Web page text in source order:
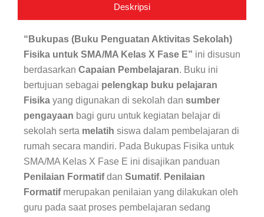
Deskripsi
“Bukupas (Buku Penguatan Aktivitas Sekolah)
Fisika untuk SMA/MA Kelas X Fase E” ini disusun
berdasarkan Capaian Pembelajaran. Buku ini
bertujuan sebagai pelengkap buku pelajaran
Fisika yang digunakan di sekolah dan sumber
pengayaan bagi guru untuk kegiatan belajar di
sekolah serta melatih siswa dalam pembelajaran di
rumah secara mandiri. Pada Bukupas Fisika untuk
SMA/MA Kelas X Fase E ini disajikan panduan
Penilaian Formatifdan Sumatif. Penilaian
Formatifmerupakan penilaian yang dilakukan oleh
guru pada saat proses pembelajaran sedang